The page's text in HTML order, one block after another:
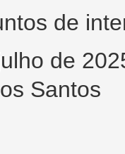
de
de
Santos